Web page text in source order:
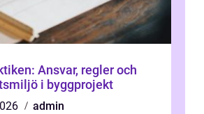
Ansvar, regler och
i byggprojekt
admin